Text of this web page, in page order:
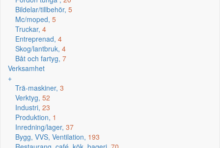
Bildelar/tillbehör, 5
Mc/moped, 5
Truckar, 4
Entreprenad, 4
Skog/lantbruk, 4
Båt och fartyg, 7
Verksamhet
+
Trä-maskiner, 3
Verktyg, 52
Industri, 23
Produktion, 1
Inredning/lager, 37
Bygg, VVS, Ventilation, 193